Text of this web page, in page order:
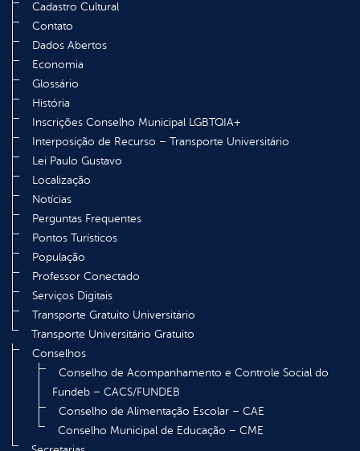
Cadastro Cultural
Contato
Dados Abertos
Economia
Glossário
História
Inscrições Conselho Municipal LGBTQIA+
Interposição de Recurso – Transporte Universitário
Lei Paulo Gustavo
Localização
Notícias
Perguntas Frequentes
Pontos Turísticos
População
Professor Conectado
Serviços Digitais
Transporte Gratuito Universitário
Transporte Universitário Gratuito
Conselhos
Conselho de Acompanhamento e Controle Social do
Fundeb – CACS/FUNDEB
Conselho de Alimentação Escolar – CAE
Conselho Municipal de Educação – CME